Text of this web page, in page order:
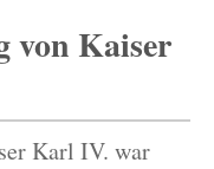
von Kaiser
Karl IV. war